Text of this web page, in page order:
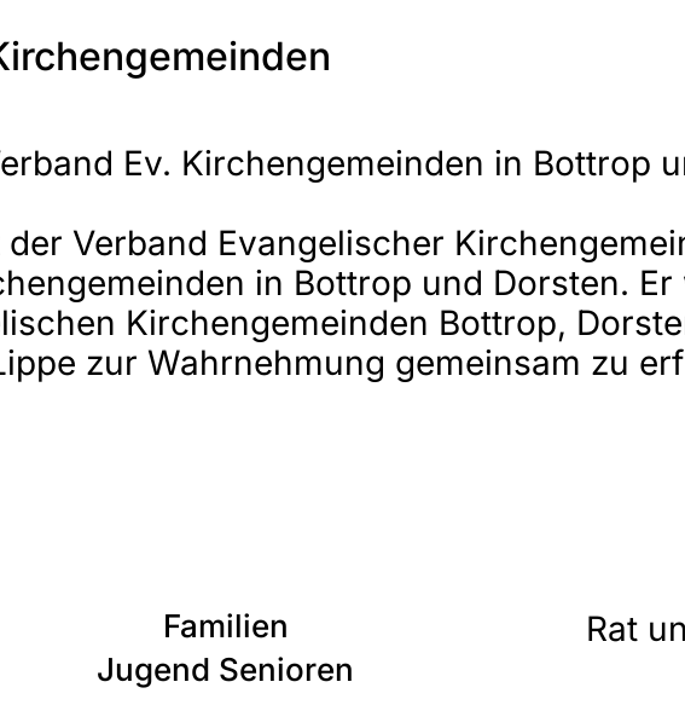
Ev. Kirchengemeinden in Bottrop
Verband Evangelischer
in Bottrop und Dorsten.
Kirchengemeinden Bottrop,
zur Wahrnehmung gemeinsam zu
Familien
Jugend Senioren
Rat